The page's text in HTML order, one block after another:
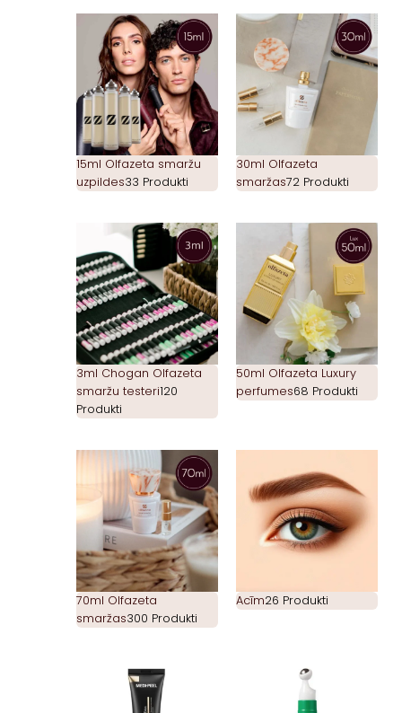
15ml Olfazeta smaržu
uzpildes33 Produkti
30ml Olfazeta
smaržas72 Produkti
3ml Chogan Olfazeta
smaržu testeri120
Produkti
50ml Olfazeta Luxury
perfumes68 Produkti
70ml Olfazeta
smaržas300 Produkti
Acīm26 Produkti